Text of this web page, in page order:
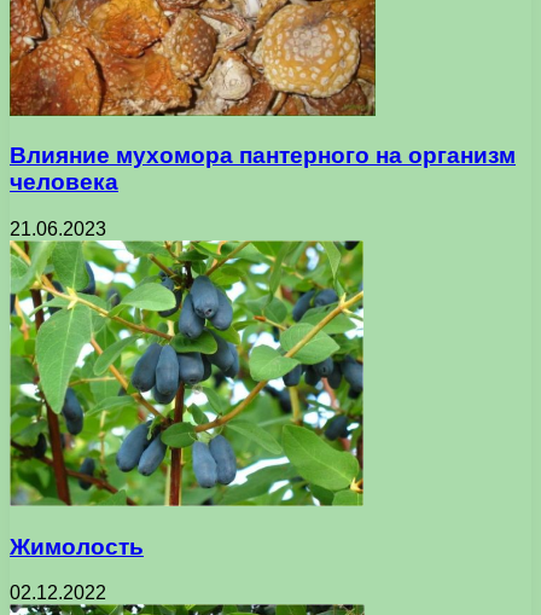
Влияние мухомора пантерного на организм
человека
21.06.2023
Жимолость
02.12.2022